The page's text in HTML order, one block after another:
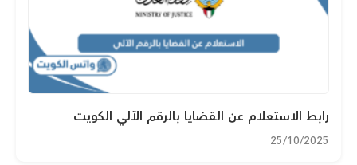
رابط الاستعلام عن القضايا بالرقم الآلي الكويت
25/10/2025